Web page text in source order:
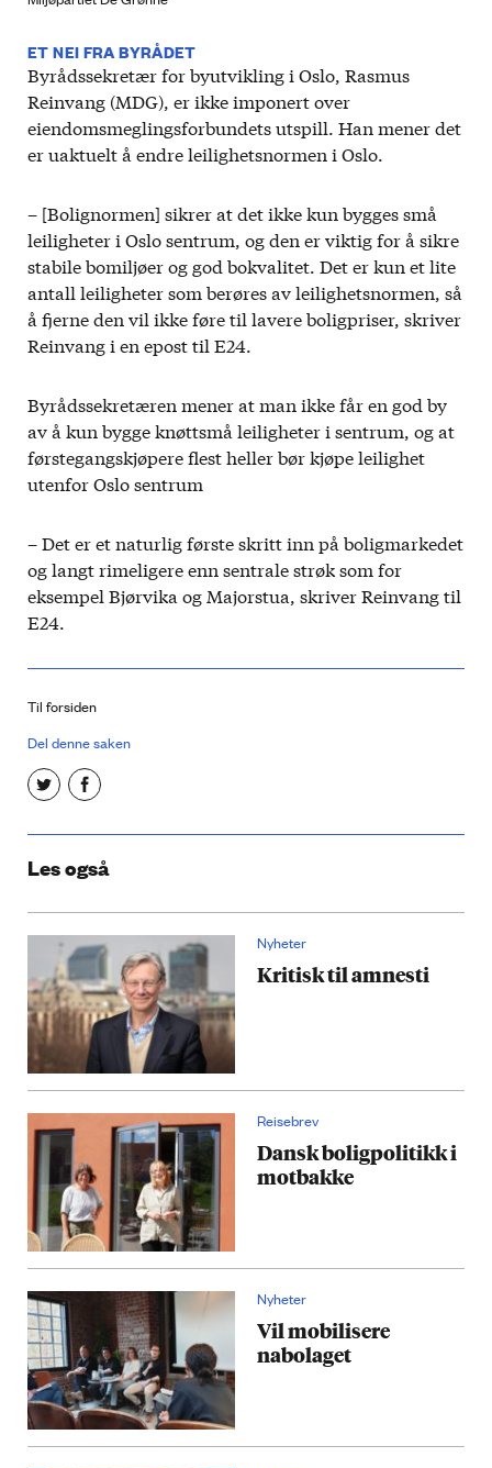
ET NEI FRA BYRÅDET
Byrådssekretær for byutvikling i Oslo, Rasmus
Reinvang (MDG), er ikke imponert over
eiendomsmeglingsforbundets utspill. Han mener det
er uaktuelt å endre leilighetsnormen i Oslo.
– [Bolignormen] sikrer at det ikke kun bygges små
leiligheter i Oslo sentrum, og den er viktig for å sikre
stabile bomiljøer og god bokvalitet. Det er kun et lite
antall leiligheter som berøres av leilighetsnormen, så
å fjerne den vil ikke føre til lavere boligpriser, skriver
Reinvang i en epost til E24.
Byrådssekretæren mener at man ikke får en god by
av å kun bygge knøttsmå leiligheter i sentrum, og at
førstegangskjøpere flest heller bør kjøpe leilighet
utenfor Oslo sentrum
– Det er et naturlig første skritt inn på boligmarkedet
og langt rimeligere enn sentrale strøk som for
eksempel Bjørvika og Majorstua, skriver Reinvang til
E24.
Til forsiden
Del denne saken
Les også
Nyheter
Kritisk til amnesti
Reisebrev
Dansk boligpolitikk i
motbakke
Nyheter
Vil mobilisere
nabolaget